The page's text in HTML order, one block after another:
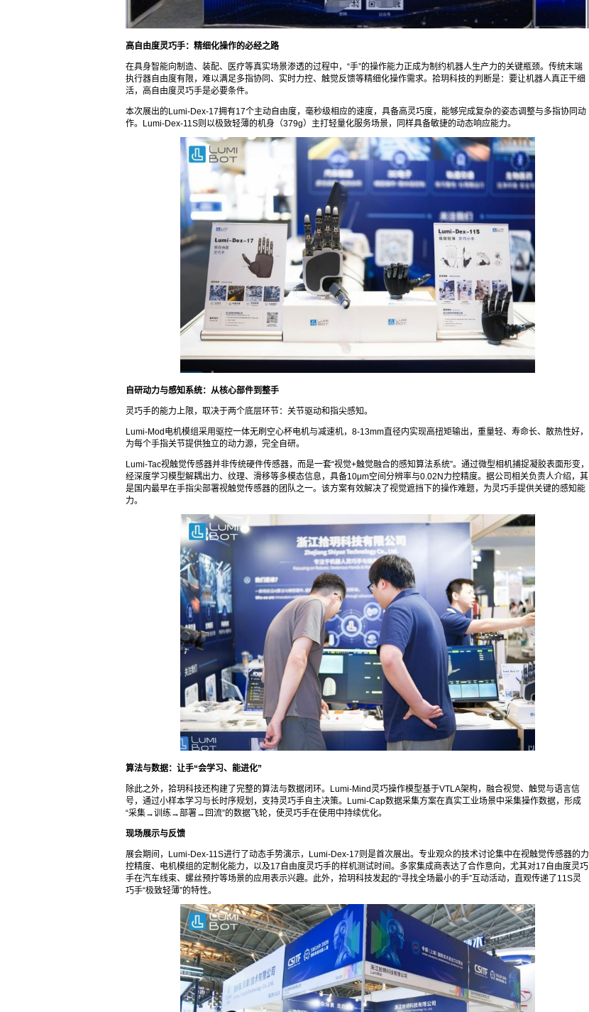
高自由度灵巧手：精细化操作的必经之路
在具身智能向制造、装配、医疗等真实场景渗透的过程中，“手”的操作能力正成为制约机器人生产力的关键瓶颈。传统末端
执行器自由度有限，难以满足多指协同、实时力控、触觉反馈等精细化操作需求。拾玥科技的判断是：要让机器人真正干细
活，高自由度灵巧手是必要条件。
本次展出的Lumi-Dex-17拥有17个主动自由度，毫秒级相应的速度，具备高灵巧度，能够完成复杂的姿态调整与多指协同动
作。Lumi-Dex-11S则以极致轻薄的机身（379g）主打轻量化服务场景，同样具备敏捷的动态响应能力。
自研动力与感知系统：从核心部件到整手
灵巧手的能力上限，取决于两个底层环节：关节驱动和指尖感知。
Lumi-Mod电机模组采用驱控一体无刷空心杯电机与减速机，8-13mm直径内实现高扭矩输出，重量轻、寿命长、散热性好，
为每个手指关节提供独立的动力源，完全自研。
Lumi-Tac视触觉传感器并非传统硬件传感器，而是一套“视觉+触觉融合的感知算法系统”。通过微型相机捕捉凝胶表面形变，
经深度学习模型解耦出力、纹理、滑移等多模态信息，具备10μm空间分辨率与0.02N力控精度。据公司相关负责人介绍，其
是国内最早在手指尖部署视触觉传感器的团队之一。该方案有效解决了视觉遮挡下的操作难题，为灵巧手提供关键的感知能
力。
算法与数据：让手“会学习、能进化”
除此之外，拾玥科技还构建了完整的算法与数据闭环。Lumi-Mind灵巧操作模型基于VTLA架构，融合视觉、触觉与语言信
号，通过小样本学习与长时序规划，支持灵巧手自主决策。Lumi-Cap数据采集方案在真实工业场景中采集操作数据，形成
“采集→训练→部署→回流”的数据飞轮，使灵巧手在使用中持续优化。
现场展示与反馈
展会期间，Lumi-Dex-11S进行了动态手势演示，Lumi-Dex-17则是首次展出。专业观众的技术讨论集中在视触觉传感器的力
控精度、电机模组的定制化能力，以及17自由度灵巧手的样机测试时间。多家集成商表达了合作意向，尤其对17自由度灵巧
手在汽车线束、螺丝预拧等场景的应用表示兴趣。此外，拾玥科技发起的“寻找全场最小的手”互动活动，直观传递了11S灵
巧手“极致轻薄”的特性。